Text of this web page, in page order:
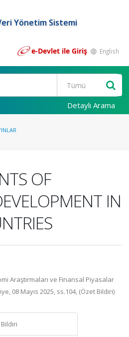
Yönetim Sistemi
e-Devlet ile Giriş English
Detaylı Arama
OF
IN
Araştırmaları ve Finansal Piyasalar
08 Mayıs 2025, ss.104, (Özet Bildiri)